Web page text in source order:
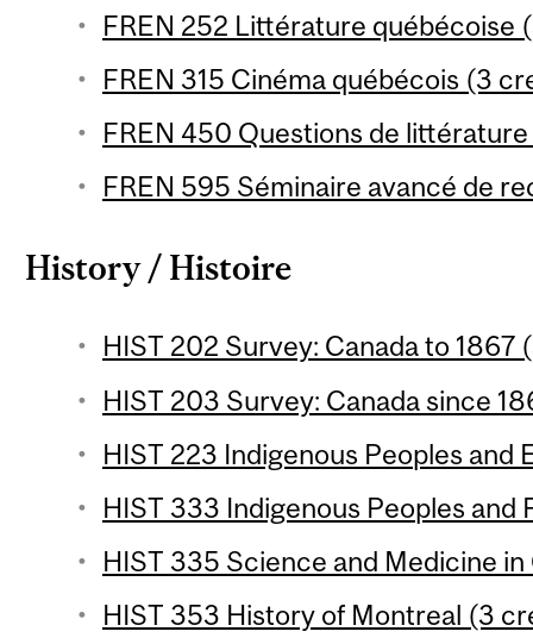
FREN 252 Littérature québécoise
FREN 315 Cinéma québécois (3
FREN 450 Questions de
FREN 595 Séminaire avancé de
History / Histoire
HIST 202 Survey: Canada to 1867
HIST 203 Survey: Canada since
HIST 223 Indigenous Peoples and
HIST 333 Indigenous Peoples
HIST 335 Science and Medicine
HIST 353 History of Montreal (3